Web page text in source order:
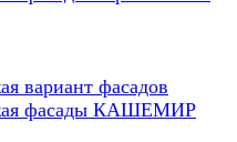
вариант фасадов
фасады КАШЕМИР